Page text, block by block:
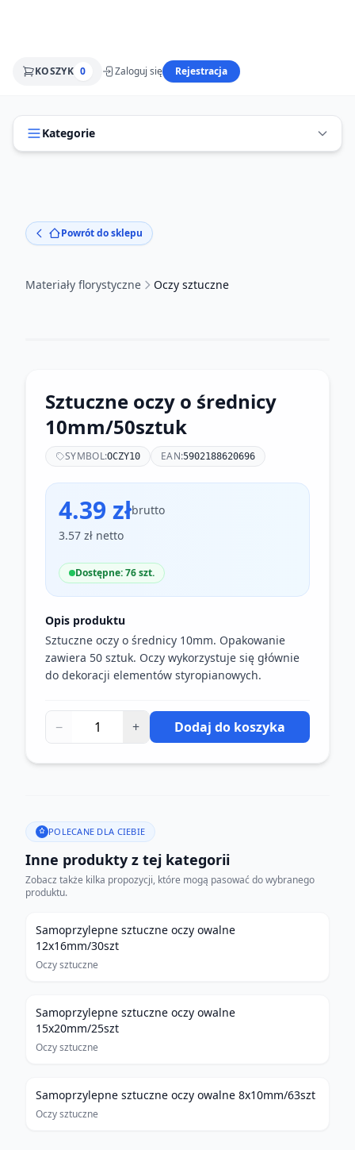
KOSZYK 0 Zaloguj się Rejestracja
Kategorie
Powrót do sklepu
Materiały florystyczne Oczy sztuczne
Sztuczne oczy o średnicy
10mm/50sztuk
SYMBOL:OCZY10 EAN:5902188620696
4.39 złbrutto
3.57 zł netto
Dostępne: 76 szt.
Opis produktu
Sztuczne oczy o średnicy 10mm. Opakowanie
zawiera 50 sztuk. Oczy wykorzystuje się głównie
do dekoracji elementów styropianowych.
− + Dodaj do koszyka
POLECANE DLA CIEBIE
Inne produkty z tej kategorii
Zobacz także kilka propozycji, które mogą pasować do wybranego
produktu.
Samoprzylepne sztuczne oczy owalne
12x16mm/30szt
Oczy sztuczne
Samoprzylepne sztuczne oczy owalne
15x20mm/25szt
Oczy sztuczne
Samoprzylepne sztuczne oczy owalne 8x10mm/63szt
Oczy sztuczne